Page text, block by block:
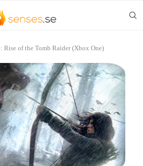
Rise of the Tomb Raider (Xbox One)